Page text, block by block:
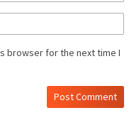
browser for the next time I